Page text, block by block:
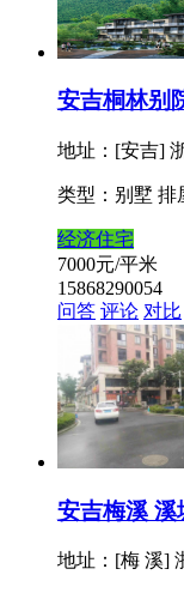
安吉桐林别
地址：[安吉]
类型：别墅 排
经济住宅
7000元/平米
15868290054
问答 评论 对比
安吉梅溪 溪
地址：[梅 溪]